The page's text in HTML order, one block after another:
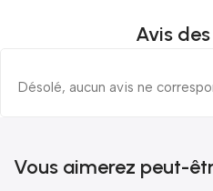
Avis
Désolé, aucun avis ne
Vous aimerez peut-